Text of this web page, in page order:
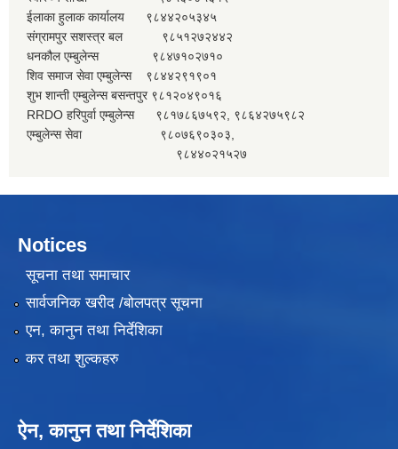
ईलाका हुलाक कार्यालय ९८४४२०५३४५
संग्रामपुर सशस्त्र बल ९८५१२७२४४२
धनकौल एम्बुलेन्स ९८४७१०२७१०
शिव समाज सेवा एम्बुलेन्स ९८४४२९१९०१
शुभ शान्ती एम्बुलेन्स बसन्तपुर ९८१२०४९०१६
RRDO हरिपुर्वा एम्बुलेन्स ९८१७८६७५९२, ९८६४२७५९८२
एम्बुलेन्स सेवा ९८०७६९०३०३,
९८४४०२१५२७
Notices
सूचना तथा समाचार
सार्वजनिक खरीद /बोलपत्र सूचना
एन, कानुन तथा निर्देशिका
कर तथा शुल्कहरु
ऐन, कानुन तथा निर्देशिका